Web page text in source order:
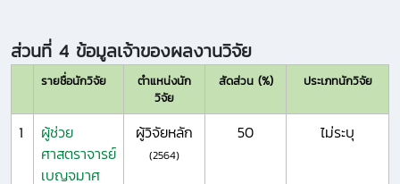
ส่วนที่ 4 ข้อมูลเจ้าของผลงานวิจัย
รายชื่อนักวิจัย
ตำแหน่งนัก
วิจัย
สัดส่วน (%) ประเภทนักวิจัย
1
ผู้ช่วย
ศาสตราจารย์
เบญจมาศ
ผู้วิจัยหลัก
(2564)
50 ไม่ระบุ